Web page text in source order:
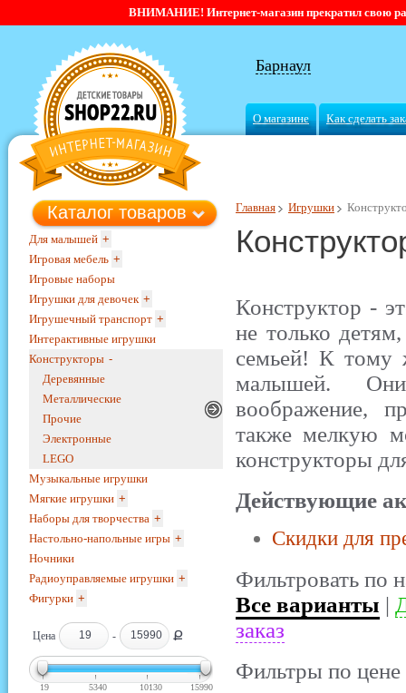
ВНИМАНИЕ! Интернет-магазин прекратил свою
Барнаул
О магазине Как сделать
Главная Игрушки
Конструктор -
не только
семьей! К тому
малышей. Они
воображение,
также мелкую
конструкторы
Действующие
Скидки для
Фильтровать по
Все варианты |
заказ
Фильтры по цене
Каталог товаров
Для малышей +
Игровая мебель +
Игровые наборы
Игрушки для девочек +
Игрушечный транспорт +
Интерактивные игрушки
Конструкторы -
Деревянные
Металлические
Прочие
Электронные
LEGO
Музыкальные игрушки
Мягкие игрушки +
Наборы для творчества +
Настольно-напольные игры +
Ночники
Радиоуправляемые игрушки +
Фигурки +
Цена - Ք
19 5340 10130 15990